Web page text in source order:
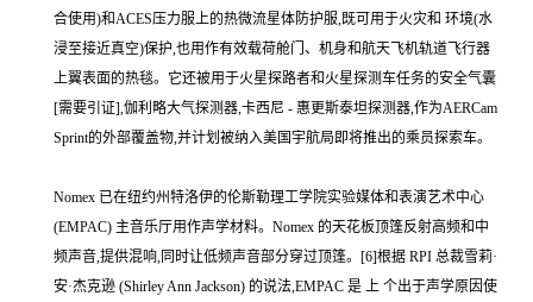
合使用)和ACES压力服上的热微流星体防护服,既可用于火灾和 环境(水
浸至接近真空)保护,也用作有效载荷舱门、机身和航天飞机轨道飞行器
上翼表面的热毯。它还被用于火星探路者和火星探测车任务的安全气囊
[需要引证],伽利略大气探测器,卡西尼 - 惠更斯泰坦探测器,作为AERCam
Sprint的外部覆盖物,并计划被纳入美国宇航局即将推出的乘员探索车。
Nomex 已在纽约州特洛伊的伦斯勒理工学院实验媒体和表演艺术中心
(EMPAC) 主音乐厅用作声学材料。Nomex 的天花板顶篷反射高频和中
频声音,提供混响,同时让低频声音部分穿过顶篷。[6]根据 RPI 总裁雪莉·
安·杰克逊 (Shirley Ann Jackson) 的说法,EMPAC 是 上 个出于声学原因使